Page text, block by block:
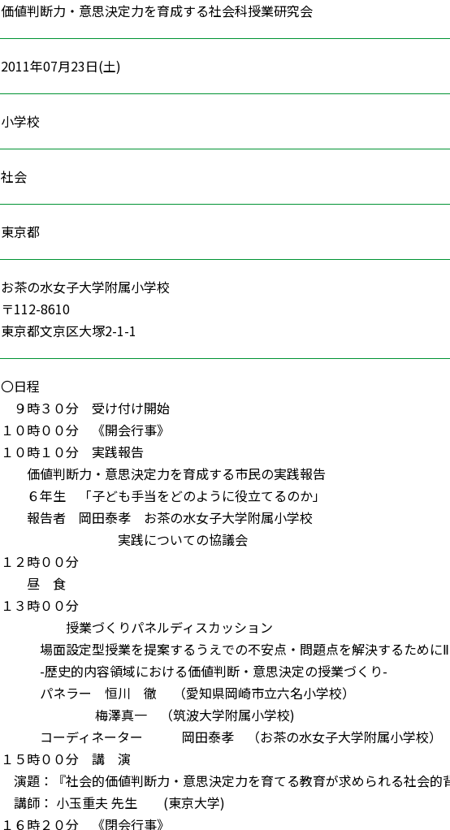
価値判断力・意思決定力を育成する社会科授業研究会
2011年07月23日(土)
小学校
社会
東京都
お茶の水女子大学附属小学校
〒112-8610
東京都文京区大塚2-1-1
〇日程
９時３０分 受け付け開始
１０時００分 《開会行事》
１０時１０分 実践報告
価値判断力・意思決定力を育成する市民の実践報告
６年生 「子ども手当をどのように役立てるのか」
報告者 岡田泰孝 お茶の水女子大学附属小学校
実践についての協議会
１２時００分
昼 食
１３時００分
授業づくりパネルディスカッション
場面設定型授業を提案するうえでの不安点・問題点を解決するためにⅡ
-歴史的内容領域における価値判断・意思決定の授業づくり-
パネラー 恒川 徹 （愛知県岡崎市立六名小学校）
梅澤真一 （筑波大学附属小学校)
コーディネーター 岡田泰孝 （お茶の水女子大学附属小学校）
１５時００分 講 演
演題：『社会的価値判断力・意思決定力を育てる教育が求められる社会的
講師： 小玉重夫 先生 (東京大学)
１６時２０分 《閉会行事》